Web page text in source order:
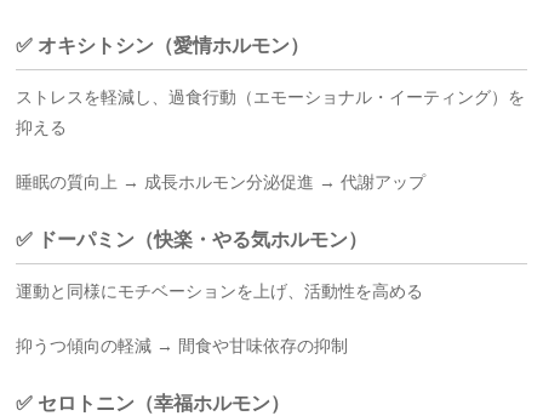
✅ オキシトシン（愛情ホルモン）
ストレスを軽減し、過食行動（エモーショナル・イーティング）を
抑える
睡眠の質向上 → 成長ホルモン分泌促進 → 代謝アップ
✅ ドーパミン（快楽・やる気ホルモン）
運動と同様にモチベーションを上げ、活動性を高める
抑うつ傾向の軽減 → 間食や甘味依存の抑制
✅ セロトニン（幸福ホルモン）